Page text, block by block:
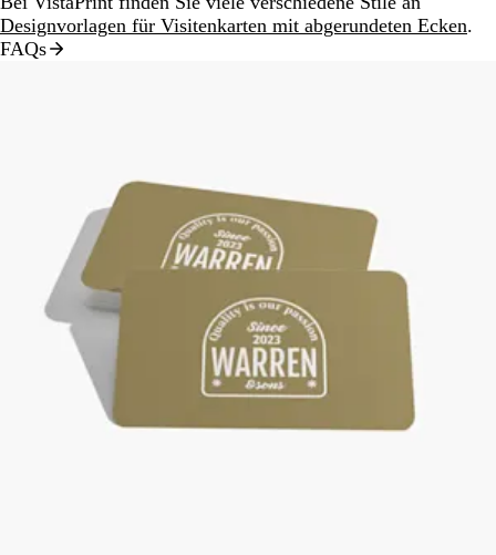
Designvorlagen für Visitenkarten mit abgerundeten Ecken.
FAQs